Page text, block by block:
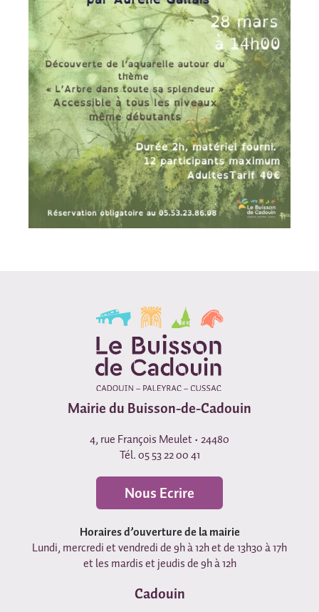
Mairie du Buisson-de-Cadouin
4, rue François Meulet • 24480
Tél. 05 53 22 00 41
Nous Ecrire
Horaires d’ouverture de la mairie
Lundi, mercredi et vendredi de 9h à 12h et de 13h30 à 17h
et les mardis et jeudis de 9h à 12h
Cadouin